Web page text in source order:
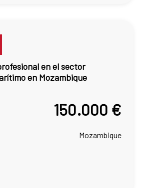
en el sector
en Mozambique
150.000 €
Mozambique